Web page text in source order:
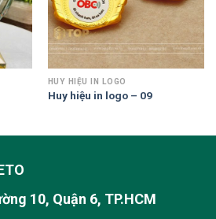
HUY HIỆU IN LOGO
Huy hiệu in logo – 09
10, Quận 6, TP.HCM